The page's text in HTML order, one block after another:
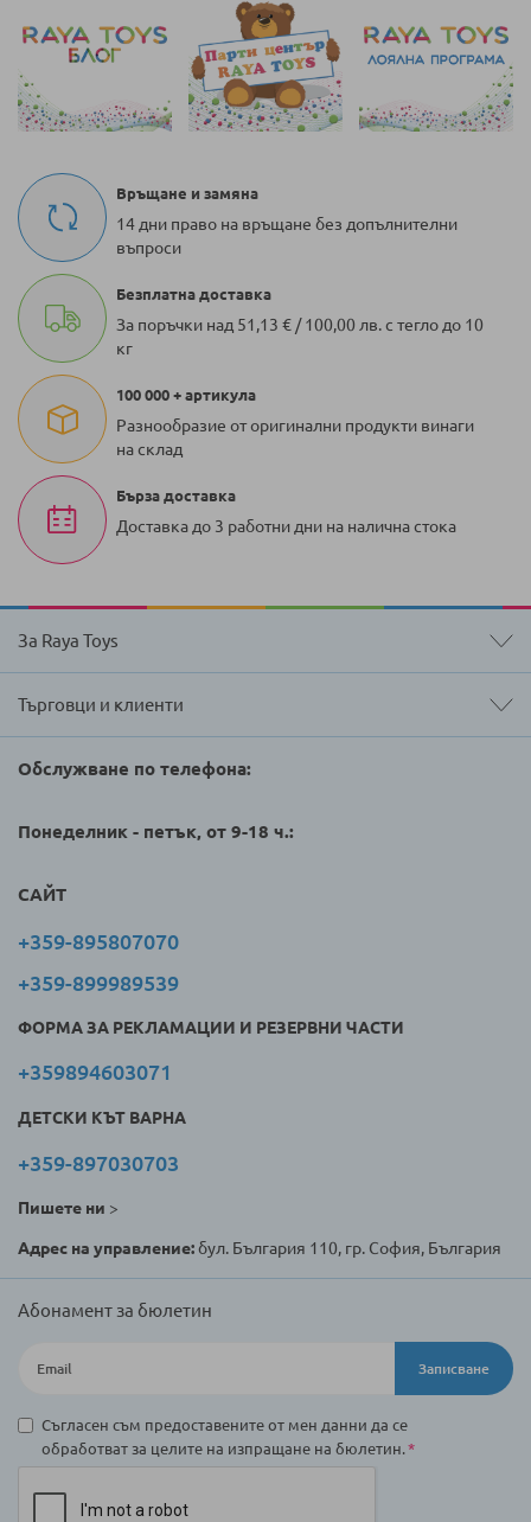
Връщане и замяна
14 дни право на връщане без допълнителни
въпроси
Безплатна доставка
За поръчки над 51,13 € / 100,00 лв. с тегло до 10
кг
100 000 + артикула
Разнообразие от оригинални продукти винаги
на склад
Бърза доставка
Доставка до 3 работни дни на налична стока
За Raya Toys
Търговци и клиенти
Обслужване по телефона:
Понеделник - петък, от 9-18 ч.:
САЙТ
+359-895807070
+359-899989539
ФОРМА ЗА РЕКЛАМАЦИИ И РЕЗЕРВНИ ЧАСТИ
+359894603071
ДЕТСКИ КЪТ ВАРНА
+359-897030703
Пишете ни >
Адрес на управление:бул. България 110, гр. София, България
Абонамент за бюлетин
Записване
Съгласен съм предоставените от мен данни да се
обработват за целите на изпращане на бюлетин.